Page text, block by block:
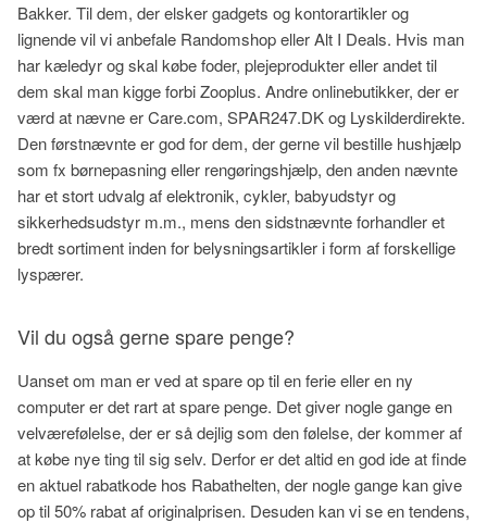
Bakker. Til dem, der elsker gadgets og kontorartikler og
lignende vil vi anbefale Randomshop eller Alt I Deals. Hvis man
har kæledyr og skal købe foder, plejeprodukter eller andet til
dem skal man kigge forbi Zooplus. Andre onlinebutikker, der er
værd at nævne er Care.com, SPAR247.DK og Lyskilderdirekte.
Den førstnævnte er god for dem, der gerne vil bestille hushjælp
som fx børnepasning eller rengøringshjælp, den anden nævnte
har et stort udvalg af elektronik, cykler, babyudstyr og
sikkerhedsudstyr m.m., mens den sidstnævnte forhandler et
bredt sortiment inden for belysningsartikler i form af forskellige
lyspærer.
Vil du også gerne spare penge?
Uanset om man er ved at spare op til en ferie eller en ny
computer er det rart at spare penge. Det giver nogle gange en
velværefølelse, der er så dejlig som den følelse, der kommer af
at købe nye ting til sig selv. Derfor er det altid en god ide at finde
en aktuel rabatkode hos Rabathelten, der nogle gange kan give
op til 50% rabat af originalprisen. Desuden kan vi se en tendens,